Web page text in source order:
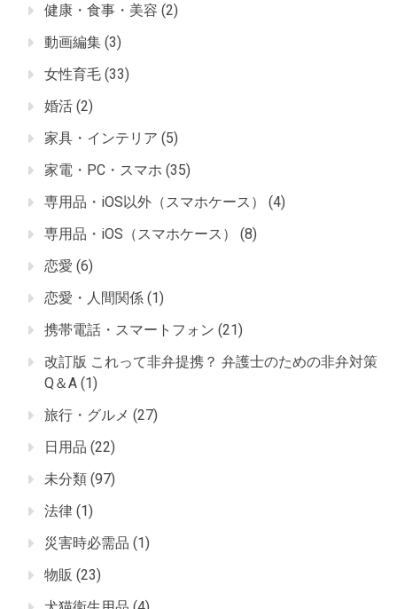
健康・食事・美容 (2)
動画編集 (3)
女性育毛 (33)
婚活 (2)
家具・インテリア (5)
家電・PC・スマホ (35)
専用品・iOS以外（スマホケース）
(4)
専用品・iOS（スマホケース）
(8)
恋愛 (6)
恋愛・人間関係 (1)
携帯電話・スマートフォン (21)
改訂版 これって非弁提携？ 弁護士のための非弁対策
Q＆A (1)
旅行・グルメ (27)
日用品 (22)
未分類 (97)
法律 (1)
災害時必需品 (1)
物販 (23)